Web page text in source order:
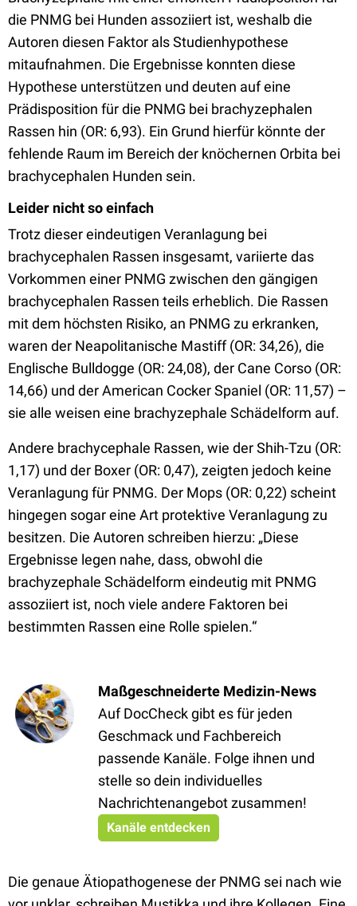
die PNMG bei Hunden assoziiert ist, weshalb die
Autoren diesen Faktor als Studienhypothese
mitaufnahmen. Die Ergebnisse konnten diese
Hypothese unterstützen und deuten auf eine
Prädisposition für die PNMG bei brachyzephalen
Rassen hin (OR: 6,93). Ein Grund hierfür könnte der
fehlende Raum im Bereich der knöchernen Orbita bei
brachycephalen Hunden sein.
Leider nicht so einfach
Trotz dieser eindeutigen Veranlagung bei
brachycephalen Rassen insgesamt, variierte das
Vorkommen einer PNMG zwischen den gängigen
brachycephalen Rassen teils erheblich. Die Rassen
mit dem höchsten Risiko, an PNMG zu erkranken,
waren der Neapolitanische Mastiff (OR: 34,26), die
Englische Bulldogge (OR: 24,08), der Cane Corso (OR:
14,66) und der American Cocker Spaniel (OR: 11,57) –
sie alle weisen eine brachyzephale Schädelform auf.
Andere brachycephale Rassen, wie der Shih-Tzu (OR:
1,17) und der Boxer (OR: 0,47), zeigten jedoch keine
Veranlagung für PNMG. Der Mops (OR: 0,22) scheint
hingegen sogar eine Art protektive Veranlagung zu
besitzen. Die Autoren schreiben hierzu: „Diese
Ergebnisse legen nahe, dass, obwohl die
brachyzephale Schädelform eindeutig mit PNMG
assoziiert ist, noch viele andere Faktoren bei
bestimmten Rassen eine Rolle spielen.“
Maßgeschneiderte Medizin-News
Auf DocCheck gibt es für jeden
Geschmack und Fachbereich
passende Kanäle. Folge ihnen und
stelle so dein individuelles
Nachrichtenangebot zusammen!
Kanäle entdecken
Die genaue Ätiopathogenese der PNMG sei nach wie